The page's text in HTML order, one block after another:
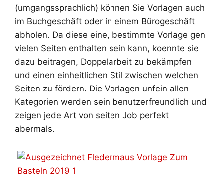
(umgangssprachlich) können Sie Vorlagen auch
im Buchgeschäft oder in einem Bürogeschäft
abholen. Da diese eine, bestimmte Vorlage gen
vielen Seiten enthalten sein kann, koennte sie
dazu beitragen, Doppelarbeit zu bekämpfen
und einen einheitlichen Stil zwischen welchen
Seiten zu fördern. Die Vorlagen unfein allen
Kategorien werden sein benutzerfreundlich und
zeigen jede Art von seiten Job perfekt
abermals.